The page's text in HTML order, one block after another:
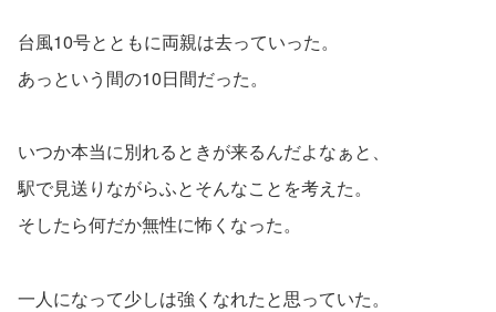
台風10号とともに両親は去っていった。
あっという間の10日間だった。
いつか本当に別れるときが来るんだよなぁと、
駅で見送りながらふとそんなことを考えた。
そしたら何だか無性に怖くなった。
一人になって少しは強くなれたと思っていた。